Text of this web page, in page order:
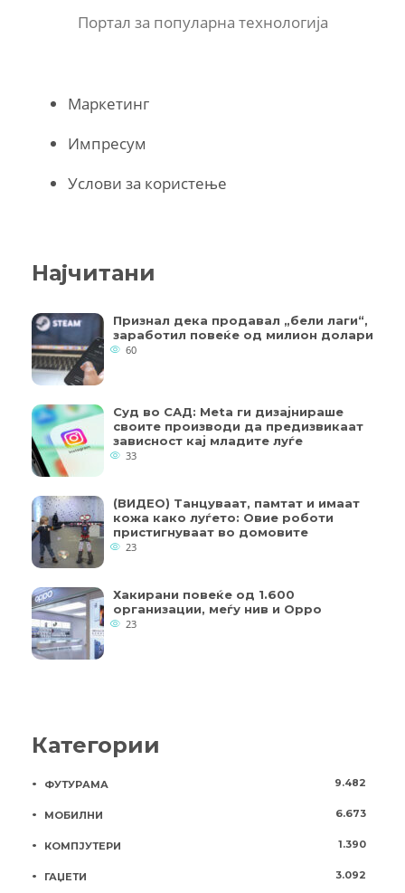
Портал за популарна технологија
Маркетинг
Импресум
Услови за користење
Најчитани
Признал дека продавал „бели лаги“,
заработил повеќе од милион долари
60
Суд во САД: Meta ги дизајнираше
своите производи да предизвикаат
зависност кај младите луѓе
33
(ВИДЕО) Танцуваат, памтат и имаат
кожа како луѓето: Овие роботи
пристигнуваат во домовите
23
Хакирани повеќе од 1.600
организации, меѓу нив и Oppo
23
Категории
ФУТУРАМА 9.482
МОБИЛНИ 6.673
КОМПЈУТЕРИ 1.390
ГАЏЕТИ 3.092